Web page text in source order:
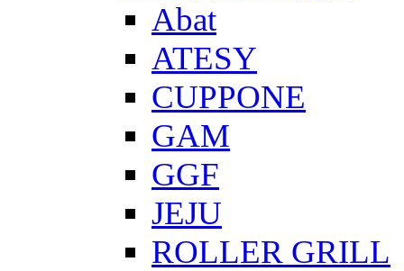
Abat
ATESY
CUPPONE
GAM
GGF
JEJU
ROLLER GRILL